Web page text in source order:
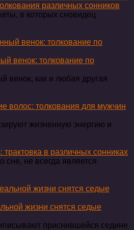
различных сонников
в которых сновидец
венок: толкование по
венок, как и любая другая
волос: толкования для мужчин
жизненную энергию и
в различных сонниках
не всегда является
жизни снятся седые
приснившейся седине